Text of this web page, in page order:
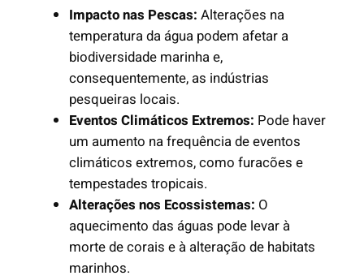
Impacto nas Pescas: Alterações na
temperatura da água podem afetar a
biodiversidade marinha e,
consequentemente, as indústrias
pesqueiras locais.
Eventos Climáticos Extremos: Pode haver
um aumento na frequência de eventos
climáticos extremos, como furacões e
tempestades tropicais.
Alterações nos Ecossistemas: O
aquecimento das águas pode levar à
morte de corais e à alteração de habitats
marinhos.